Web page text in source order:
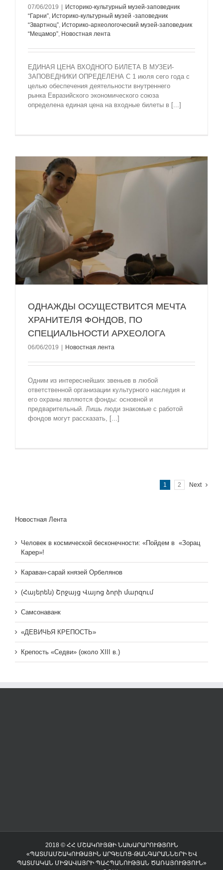
07/06/2019 | Историко-культурный музей-заповедник
“Гарни” Историко-культурный музей -заповедник
“Звартноц” Историко-археологоческий музей-заповедник
“Мецамор” Новостная лента
ЕДИНАЯ ЦЕНА ВХОДНОГО БИЛЕТА В МУЗЕИ-
ЗАПОВЕДНИКИ ОПРЕДЕЛЕНА С 1 июля сего года с
целью обеспечения деятельности внутреннего
рынка Евразийского экономического союза
определена единая цена на входные билеты в [...]
ОДНАЖДЫ ОСУЩЕСТВИТСЯ МЕЧТА
ХРАНИТЕЛЯ ФОНДОВ, ПО
СПЕЦИАЛЬНОСТИ АРХЕОЛОГА
06/06/2019 Новостная лента
Одним из интереснейших звеньев в любой
ответственной организации культурного наследия и
его охраны являются фонды: основной и
предварительный. Лишь люди знакомые с работой
фондов могут рассказать, [...]
1 2 Next
Новостная Лента
Человек в космической бесконечности: «Пойдем в «Зорац
Карер»!
Караван-сарай князей Орбелянов
(Հայերեն) Շրջայց Վայոց ձորի մարզում
Самсонаванк
«ДЕВИЧЬЯ КРЕПОСТЬ»
Крепость «Седви» (около XIII в.)
2018 © ՀՀ ՄՇԱԿՈՒՅԹԻ ՆԱԽԱՐԱՐՈՒԹՅՈՒՆ
«ՊԱՏՄԱՄՇԱԿՈՒԹԱՅԻՆ ԱՐԳԵԼՈՑ-ԹԱՆԳԱՐԱՆՆԵՐԻ ԵՎ
ՊԱՏՄԱԿԱՆ ՄԻՋԱՎԱՅՐԻ ՊԱՀՊԱՆՈՒԹՅԱՆ ԾԱՌԱՅՈՒԹՅՈՒՆ»